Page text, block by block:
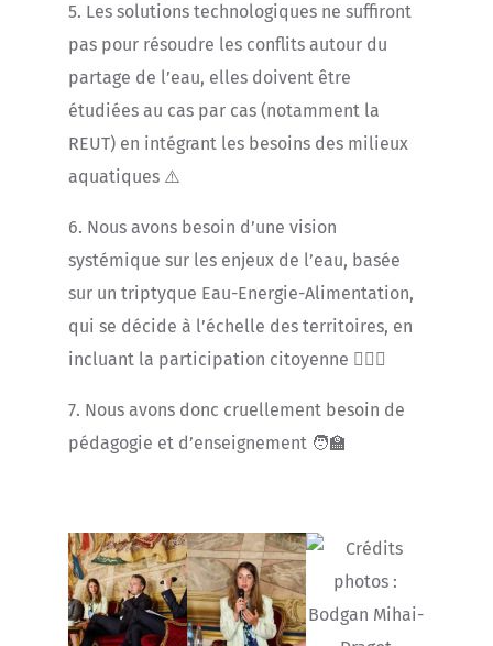
5. Les solutions technologiques ne suffiront
pas pour résoudre les conflits autour du
partage de l’eau, elles doivent être
étudiées au cas par cas (notamment la
REUT) en intégrant les besoins des milieux
aquatiques ⚠️
6. Nous avons besoin d’une vision
systémique sur les enjeux de l’eau, basée
sur un triptyque Eau-Energie-Alimentation,
qui se décide à l’échelle des territoires, en
incluant la participation citoyenne 🙋🏼‍♀️
7. Nous avons donc cruellement besoin de
pédagogie et d’enseignement 🧑‍🏫